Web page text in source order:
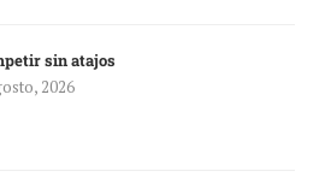
sin atajos
2026